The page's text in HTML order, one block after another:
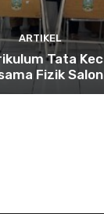
ARTIKEL
Tata
Fizik